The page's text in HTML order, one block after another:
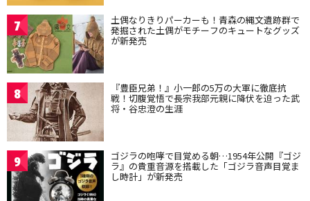
7 土偶なりきりパーカーも！青森の縄文遺跡群で
発掘された土偶がモチーフのキュートなグッズ
が新発売
8 『豊臣兄弟！』小一郎の5万の大軍に徹底抗
戦！切腹覚悟で長宗我部元親に降伏を迫った武
将・谷忠澄の生涯
9 ゴジラの咆哮で目覚める朝…1954年公開『ゴジ
ラ』の貴重音源を搭載した「ゴジラ音声目覚ま
し時計」が新発売